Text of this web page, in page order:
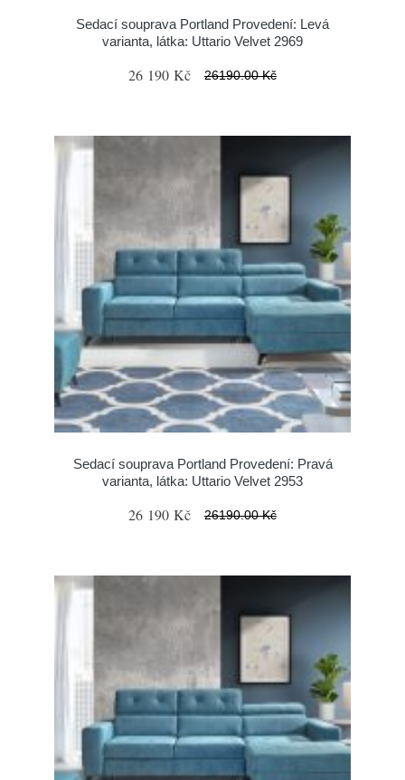
Sedací souprava Portland Provedení: Levá
varianta, látka: Uttario Velvet 2969
26 190 Kč 26190.00 Kč
Sedací souprava Portland Provedení: Pravá
varianta, látka: Uttario Velvet 2953
26 190 Kč 26190.00 Kč